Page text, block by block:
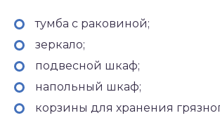
тумба с раковиной;
зеркало;
подвесной шкаф;
напольный шкаф;
корзины для хранения